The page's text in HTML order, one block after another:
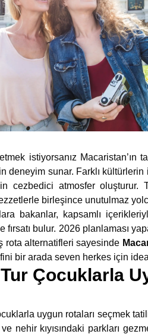
istiyorsanız
deneyim sunar. Farklı
cezbedici atmosfer oluşturur.
birleşince unutulmaz
bakanlar, kapsamlı
fırsatı bulur. 2026 planlaması
rota alternatifleri sayesinde
bir arada seven herkes için
Çocuklarla
uygun rotaları seçmek
nehir kıyısındaki parkları